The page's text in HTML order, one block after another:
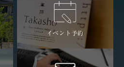
イベント予約